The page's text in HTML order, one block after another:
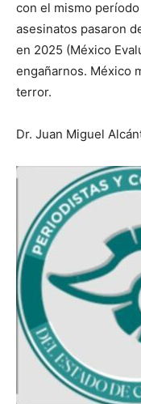
con el mismo período
asesinatos pasaron
en 2025 (México
engañarnos. México
terror.
Dr. Juan Miguel